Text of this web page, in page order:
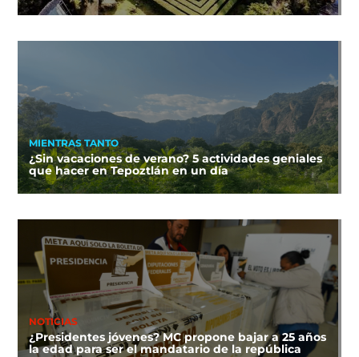
MIENTRAS TANTO
¿Sin vacaciones de verano? 5 actividades geniales
que hacer en Tepoztlán en un día
NOTICIAS
¿Presidentes jóvenes? MC propone bajar a 25 años
la edad para ser el mandatario de la república